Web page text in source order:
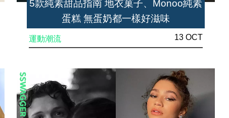
5款純素甜品指南 地衣菓子、Monoo純素
蛋糕 無蛋奶都一樣好滋味
運動潮流 13 OCT